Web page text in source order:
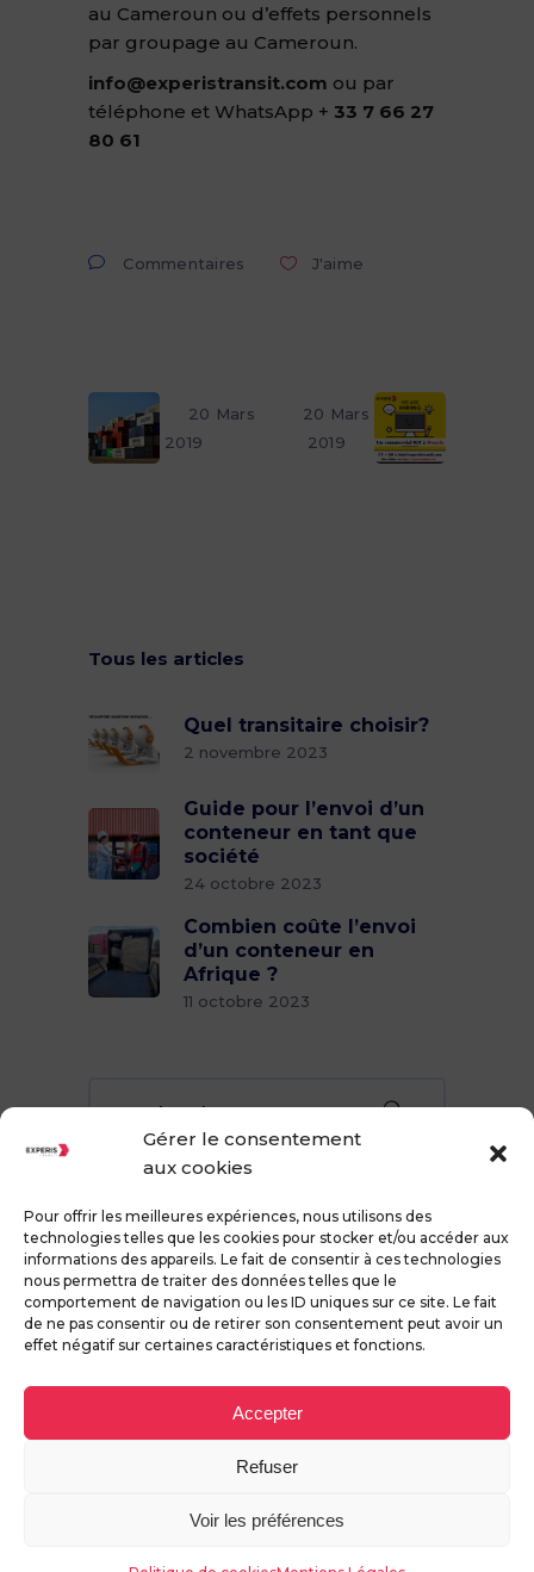
Gérer le consentement
aux cookies
Pour offrir les meilleures expériences, nous utilisons des
technologies telles que les cookies pour stocker et/ou accéder aux
informations des appareils. Le fait de consentir à ces technologies
nous permettra de traiter des données telles que le
comportement de navigation ou les ID uniques sur ce site. Le fait
de ne pas consentir ou de retirer son consentement peut avoir un
effet négatif sur certaines caractéristiques et fonctions.
Accepter
Refuser
Voir les préférences
au Cameroun ou d’effets personnels
par groupage au Cameroun.
info@experistransit.com ou par
téléphone et WhatsApp + 33 7 66 27
80 61
Commentaires J'aime
20 Mars
2019
20 Mars
2019
Tous les articles
Quel transitaire choisir?
2 novembre 2023
Guide pour l’envoi d’un
conteneur en tant que
société
24 octobre 2023
Combien coûte l’envoi
d’un conteneur en
Afrique ?
11 octobre 2023
09 73 29 74 42